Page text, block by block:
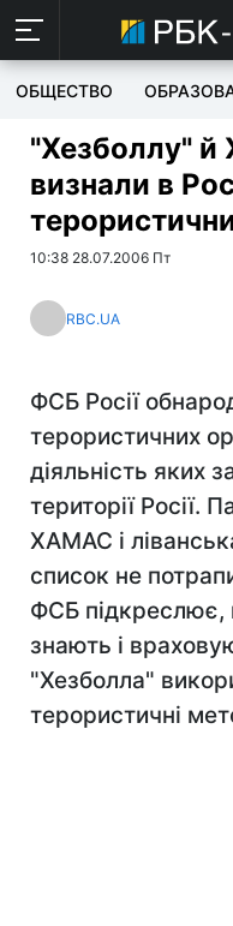
ОБЩЕСТВО
"Хезболлу"
визнали в
10:38 28.07.2006 Пт
RBC.UA
ФСБ Росії
терористичних
діяльність яких
території Росії.
ХАМАС і
список не
ФСБ
знають і
"Хезболла"
терористичні